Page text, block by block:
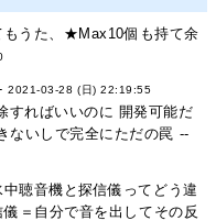
もうた、★Max10個も持て余
2021-03-28 (日) 22:19:55
すればいいのに 開発可能だ
ないしで完全にただの罠 --
聴音機と探信儀ってどう違
＝自分で音を出してその反